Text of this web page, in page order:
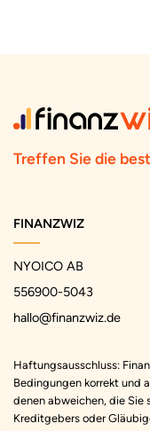
Treffen Sie die
FINANZWIZ
NYOICO AB
556900-5043
hallo@finanzwiz.de
Haftungsausschluss:
Bedingungen korrekt und
denen abweichen, die Sie
Kreditgebers oder